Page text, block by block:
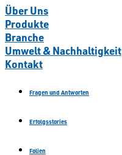
Über Uns
Produkte
Branche
Umwelt & Nachhaltigkeit
Kontakt
Fragen und Antworten
Erfolgsstories
Folien